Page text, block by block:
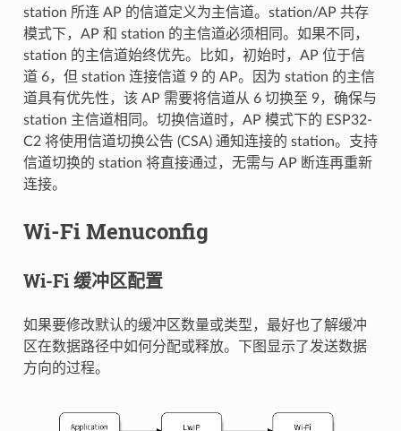
station 所连 AP 的信道定义为主信道。station/AP 共存
模式下，AP 和 station 的主信道必须相同。如果不同，
station 的主信道始终优先。比如，初始时，AP 位于信
道 6，但 station 连接信道 9 的 AP。因为 station 的主信
道具有优先性，该 AP 需要将信道从 6 切换至 9，确保与
station 主信道相同。切换信道时，AP 模式下的 ESP32-
C2 将使用信道切换公告 (CSA) 通知连接的 station。支持
信道切换的 station 将直接通过，无需与 AP 断连再重新
连接。
Wi-Fi Menuconfig
Wi-Fi 缓冲区配置
如果要修改默认的缓冲区数量或类型，最好也了解缓冲
区在数据路径中如何分配或释放。下图显示了发送数据
方向的过程。